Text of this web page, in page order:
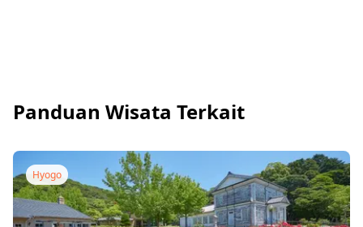
Panduan Wisata Terkait
Hyogo